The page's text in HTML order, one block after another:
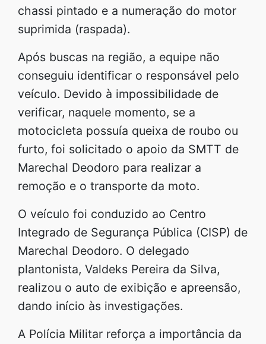
chassi pintado e a numeração do motor
suprimida (raspada).
Após buscas na região, a equipe não
conseguiu identificar o responsável pelo
veículo. Devido à impossibilidade de
verificar, naquele momento, se a
motocicleta possuía queixa de roubo ou
furto, foi solicitado o apoio da SMTT de
Marechal Deodoro para realizar a
remoção e o transporte da moto.
O veículo foi conduzido ao Centro
Integrado de Segurança Pública (CISP) de
Marechal Deodoro. O delegado
plantonista, Valdeks Pereira da Silva,
realizou o auto de exibição e apreensão,
dando início às investigações.
A Polícia Militar reforça a importância da